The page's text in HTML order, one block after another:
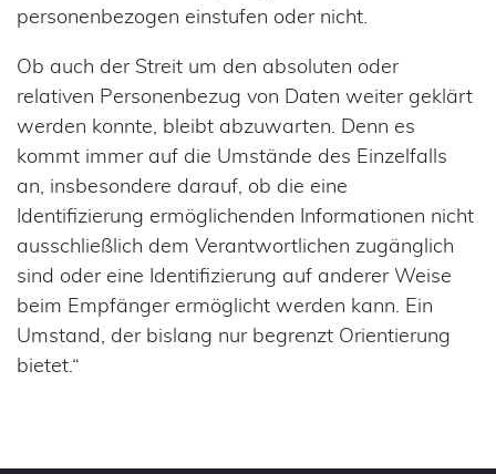
personenbezogen einstufen oder nicht.
Ob auch der Streit um den absoluten oder
relativen Personenbezug von Daten weiter geklärt
werden konnte, bleibt abzuwarten. Denn es
kommt immer auf die Umstände des Einzelfalls
an, insbesondere darauf, ob die eine
Identifizierung ermöglichenden Informationen nicht
ausschließlich dem Verantwortlichen zugänglich
sind oder eine Identifizierung auf anderer Weise
beim Empfänger ermöglicht werden kann. Ein
Umstand, der bislang nur begrenzt Orientierung
bietet.“